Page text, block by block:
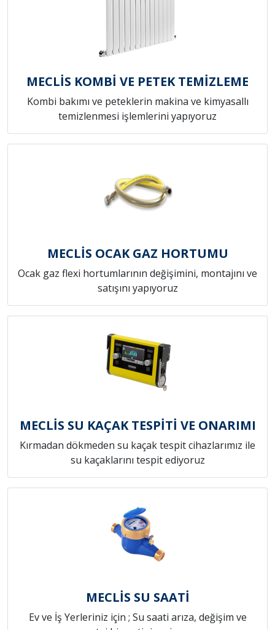
MECLİS KOMBİ VE PETEK TEMİZLEME
Kombi bakımı ve peteklerin makina ve kimyasallı
temizlenmesi işlemlerini yapıyoruz
MECLİS OCAK GAZ HORTUMU
Ocak gaz flexi hortumlarının değişimini, montajını ve
satışını yapıyoruz
MECLİS SU KAÇAK TESPİTİ VE ONARIMI
Kırmadan dökmeden su kaçak tespit cihazlarımız ile
su kaçaklarını tespit ediyoruz
MECLİS SU SAATİ
Ev ve İş Yerleriniz için ; Su saati arıza, değişim ve